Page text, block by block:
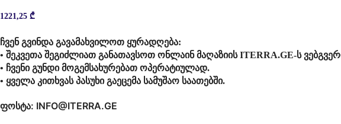
1221,25 ₾
ჩვენ გვინდა გავამახვილოთ ყურადღება:
• შეკვეთა შეგიძლიათ განათავსოთ ონლაინ მაღაზიის ITERRA.GE-ს
• ჩვენი გუნდი მოგემსახურებათ ოპერატიულად.
• ყველა კითხვას პასუხი გაეცემა სამუშაო საათებში.
ფოსტა: INFO@ITERRA.GE